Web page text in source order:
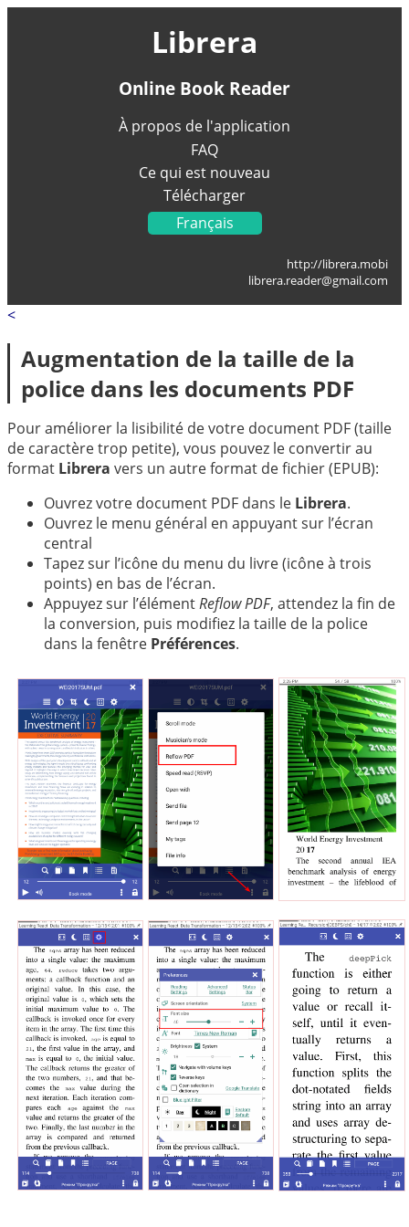
Librera
Online Book Reader
À propos de l'application
FAQ
Ce qui est nouveau
Télécharger
Français
Español
العربية
http://librera.mobi
librera.reader@gmail.com
<
Augmentation de la taille de la
police dans les documents PDF
Pour améliorer la lisibilité de votre document PDF (taille
de caractère trop petite), vous pouvez le convertir au
format Librera vers un autre format de fichier (EPUB):
Ouvrez votre document PDF dans le Librera.
Ouvrez le menu général en appuyant sur l’écran
central
Tapez sur l’icône du menu du livre (icône à trois
points) en bas de l’écran.
Appuyez sur l’élémentReflow PDF, attendez la fin de
la conversion, puis modifiez la taille de la police
dans la fenêtre Préférences.